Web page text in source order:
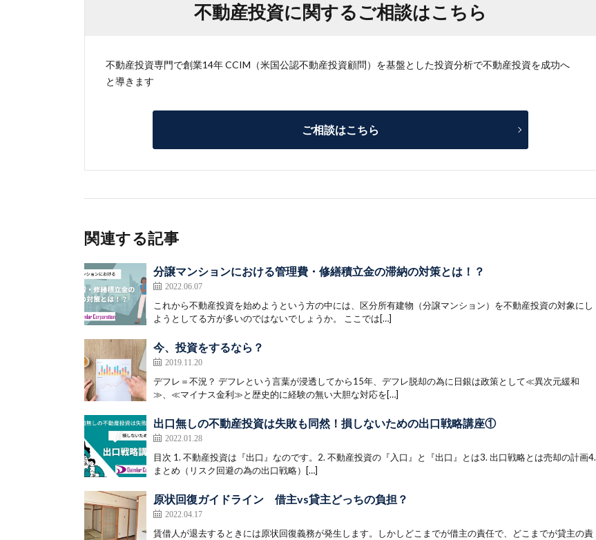
不動産投資に関するご相談はこちら
不動産投資専門で創業14年 CCIM（米国公認不動産投資顧問）を基盤とした投資分析で不動産投資を成功へ
と導きます
ご相談はこちら
関連する記事
分譲マンションにおける管理費・修繕積立金の滞納の対策とは！？
2022.06.07
これから不動産投資を始めようという方の中には、区分所有建物（分譲マンション）を不動産投資の対象にし
ようとしてる方が多いのではないでしょうか。 ここでは[…]
今、投資をするなら？
2019.11.20
デフレ＝不況？ デフレという言葉が浸透してから15年、デフレ脱却の為に日銀は政策として≪異次元緩和
≫、≪マイナス金利≫と歴史的に経験の無い大胆な対応を[…]
出口無しの不動産投資は失敗も同然！損しないための出口戦略講座①
2022.01.28
目次 1. 不動産投資は『出口』なのです。2. 不動産投資の『入口』と『出口』とは3. 出口戦略とは売却の計画4.
まとめ（リスク回避の為の出口戦略）[…]
原状回復ガイドライン 借主vs貸主どっちの負担？
2022.04.17
賃借人が退去するときには原状回復義務が発生します。しかしどこまでが借主の責任で、どこまでが貸主の責